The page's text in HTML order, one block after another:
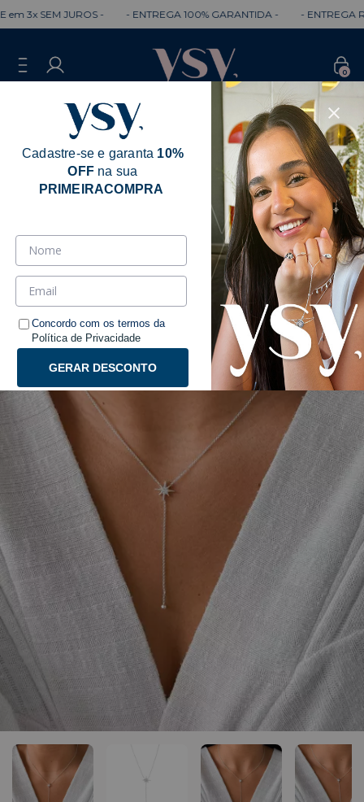
SEM JUROS - - ENTREGA 100% GARANTIDA - - ENTREGA
0
Cadastre-se e garanta 10%
OFF na sua
PRIMEIRACOMPRA
Concordo com os termos da
Política de Privacidade
GERAR DESCONTO